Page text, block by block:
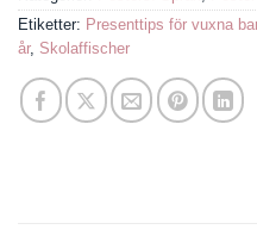
Etiketter: Presenttips för vuxna
år, Skolaffischer